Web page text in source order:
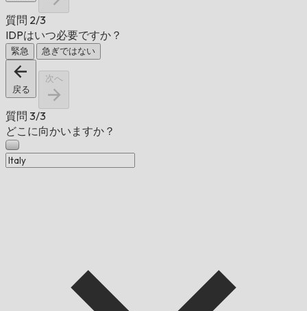
質問 2/3
IDPはいつ必要ですか？
緊急 急ぎではない
戻る
次へ
質問 3/3
どこに向かいますか？